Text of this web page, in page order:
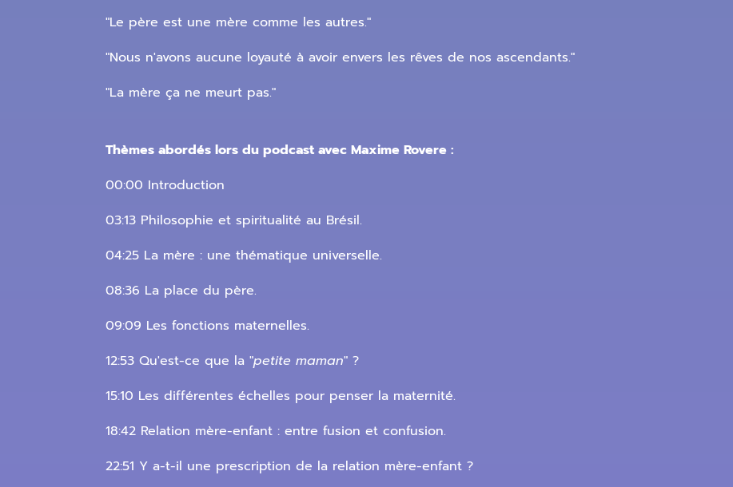
"Le père est une mère comme les autres."
"Nous n'avons aucune loyauté à avoir envers les rêves de nos ascendants."
"La mère ça ne meurt pas."
Thèmes abordés lors du podcast avec Maxime Rovere :
00:00 Introduction
03:13 Philosophie et spiritualité au Brésil.
04:25 La mère : une thématique universelle.
08:36 La place du père.
09:09 Les fonctions maternelles.
12:53 Qu'est-ce que la "petite maman" ?
15:10 Les différentes échelles pour penser la maternité.
18:42 Relation mère-enfant : entre fusion et confusion.
22:51 Y a-t-il une prescription de la relation mère-enfant ?